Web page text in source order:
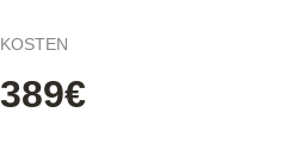
KOSTEN
389€